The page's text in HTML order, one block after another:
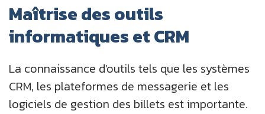
Maîtrise des outils
informatiques et CRM
La connaissance d'outils tels que les systèmes
CRM, les plateformes de messagerie et les
logiciels de gestion des billets est importante.